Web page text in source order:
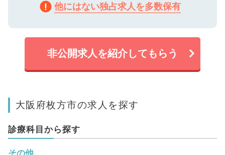
他にはない独占求人を多数保有
非公開求人を紹介してもらう
大阪府枚方市の求人を探す
診療科目から探す
その他